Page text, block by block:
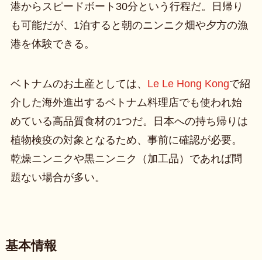
港からスピードボート30分という行程だ。日帰り
も可能だが、1泊すると朝のニンニク畑や夕方の漁
港を体験できる。
ベトナムのお土産としては、 Le Le Hong Kongで紹
介した海外進出するベトナム料理店でも使われ始
めている高品質食材の1つだ。日本への持ち帰りは
植物検疫の対象となるため、事前に確認が必要。
乾燥ニンニクや黒ニンニク（加工品）であれば問
題ない場合が多い。
基本情報